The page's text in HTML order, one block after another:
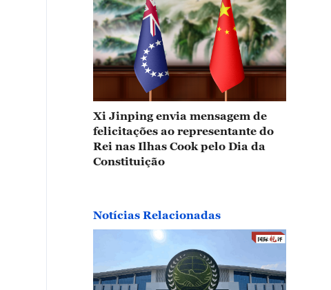
Xi Jinping envia mensagem de
felicitações ao representante do
Rei nas Ilhas Cook pelo Dia da
Constituição
Notícias Relacionadas